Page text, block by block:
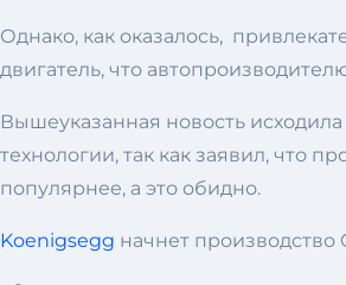
Однако, как оказалось,
двигатель, что
Вышеуказанная новость
технологии, так как заявил, что
популярнее, а это обидно.
Koenigsegg начнет производство